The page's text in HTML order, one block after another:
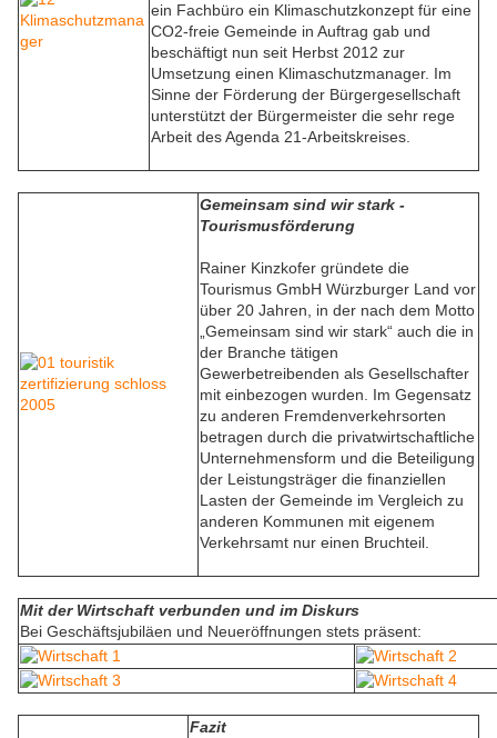
ein Fachbüro ein Klimaschutzkonzept für eine
CO2-freie Gemeinde in Auftrag gab und
beschäftigt nun seit Herbst 2012 zur
Umsetzung einen Klimaschutzmanager. Im
Sinne der Förderung der Bürgergesellschaft
unterstützt der Bürgermeister die sehr rege
Arbeit des Agenda 21-Arbeitskreises.
Gemeinsam sind wir stark -
Tourismusförderung
Rainer Kinzkofer gründete die
Tourismus GmbH Würzburger Land vor
über 20 Jahren, in der nach dem Motto
„Gemeinsam sind wir stark“ auch die in
der Branche tätigen
Gewerbetreibenden als Gesellschafter
mit einbezogen wurden. Im Gegensatz
zu anderen Fremdenverkehrsorten
betragen durch die privatwirtschaftliche
Unternehmensform und die Beteiligung
der Leistungsträger die finanziellen
Lasten der Gemeinde im Vergleich zu
anderen Kommunen mit eigenem
Verkehrsamt nur einen Bruchteil.
Mit der Wirtschaft verbunden und im Diskurs
Bei Geschäftsjubiläen und Neueröffnungen stets präsent:
Fazit